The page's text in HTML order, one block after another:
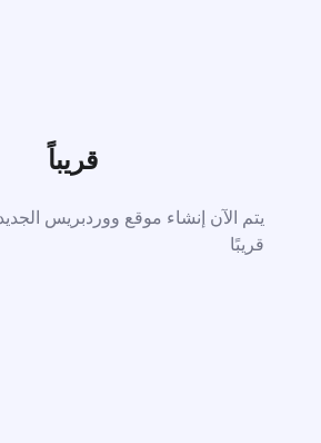
قريباً
يتم الآن إنشاء موقع ووردبريس
قريبًا